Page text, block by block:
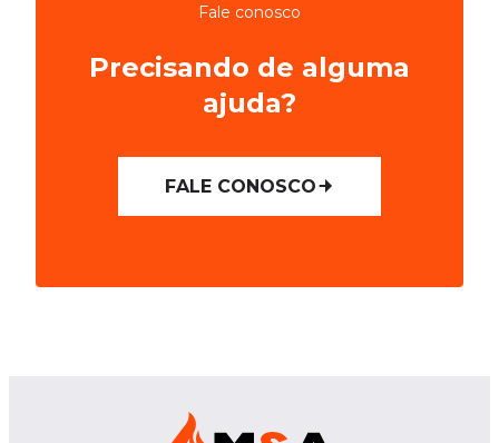
Fale conosco
Precisando de alguma
ajuda?
FALE CONOSCO